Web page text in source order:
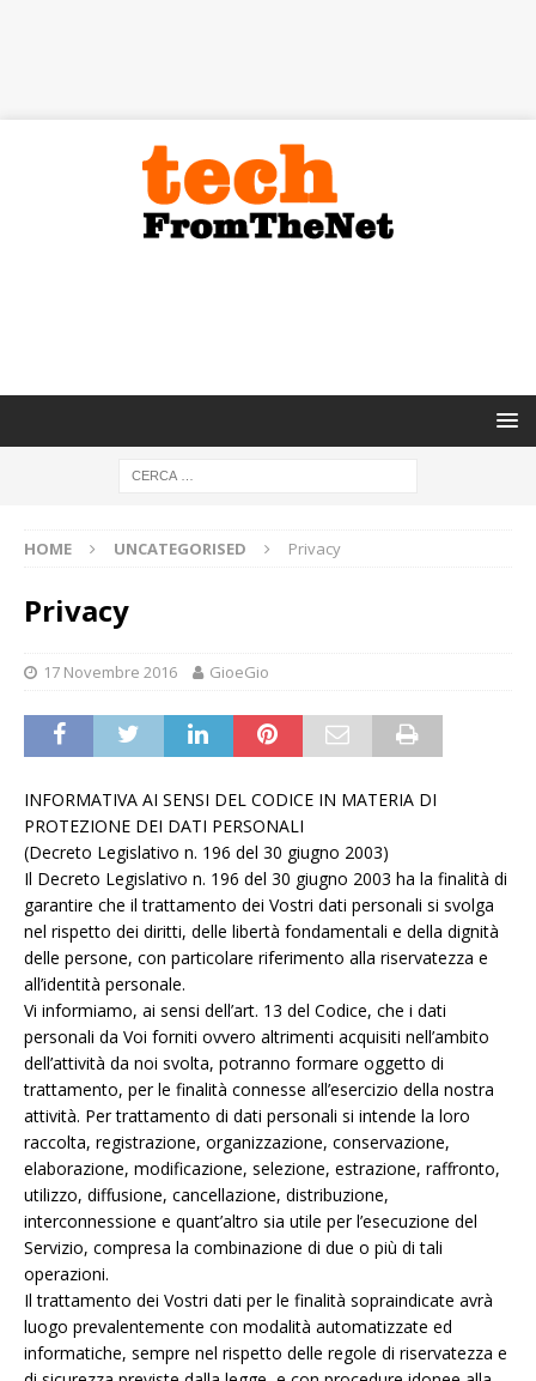
HOME UNCATEGORISED Privacy
Privacy
17 Novembre 2016 GioeGio
INFORMATIVA AI SENSI DEL CODICE IN MATERIA DI
PROTEZIONE DEI DATI PERSONALI
(Decreto Legislativo n. 196 del 30 giugno 2003)
Il Decreto Legislativo n. 196 del 30 giugno 2003 ha la finalità di
garantire che il trattamento dei Vostri dati personali si svolga
nel rispetto dei diritti, delle libertà fondamentali e della dignità
delle persone, con particolare riferimento alla riservatezza e
all’identità personale.
Vi informiamo, ai sensi dell’art. 13 del Codice, che i dati
personali da Voi forniti ovvero altrimenti acquisiti nell’ambito
dell’attività da noi svolta, potranno formare oggetto di
trattamento, per le finalità connesse all’esercizio della nostra
attività. Per trattamento di dati personali si intende la loro
raccolta, registrazione, organizzazione, conservazione,
elaborazione, modificazione, selezione, estrazione, raffronto,
utilizzo, diffusione, cancellazione, distribuzione,
interconnessione e quant’altro sia utile per l’esecuzione del
Servizio, compresa la combinazione di due o più di tali
operazioni.
Il trattamento dei Vostri dati per le finalità sopraindicate avrà
luogo prevalentemente con modalità automatizzate ed
informatiche, sempre nel rispetto delle regole di riservatezza e